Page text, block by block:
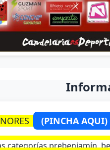
(PINCHA AQUI)
categorías prebenjamín,